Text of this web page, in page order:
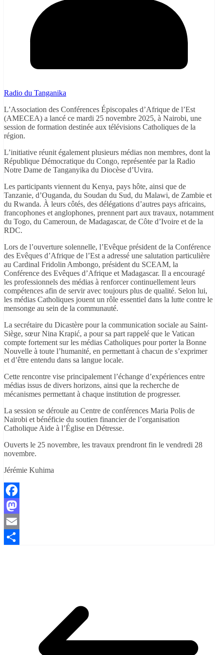
Radio du Tanganika
L’Association des Conférences Épiscopales d’Afrique de l’Est
(AMECEA) a lancé ce mardi 25 novembre 2025, à Nairobi, une
session de formation destinée aux télévisions Catholiques de la
région.
L’initiative réunit également plusieurs médias non membres, dont la
République Démocratique du Congo, représentée par la Radio
Notre Dame de Tanganyika du Diocèse d’Uvira.
Les participants viennent du Kenya, pays hôte, ainsi que de
Tanzanie, d’Ouganda, du Soudan du Sud, du Malawi, de Zambie et
du Rwanda. À leurs côtés, des délégations d’autres pays africains,
francophones et anglophones, prennent part aux travaux, notamment
du Togo, du Cameroun, de Madagascar, de Côte d’Ivoire et de la
RDC.
Lors de l’ouverture solennelle, l’Evêque président de la Conférence
des Evêques d’Afrique de l’Est a adressé une salutation particulière
au Cardinal Fridolin Ambongo, président du SCEAM, la
Conférence des Evêques d’Afrique et Madagascar. Il a encouragé
les professionnels des médias à renforcer continuellement leurs
compétences afin de servir avec toujours plus de qualité. Selon lui,
les médias Catholiques jouent un rôle essentiel dans la lutte contre le
mensonge au sein de la communauté.
La secrétaire du Dicastère pour la communication sociale au Saint-
Siège, sœur Nina Krapić, a pour sa part rappelé que le Vatican
compte fortement sur les médias Catholiques pour porter la Bonne
Nouvelle à toute l’humanité, en permettant à chacun de s’exprimer
et d’être entendu dans sa langue locale.
Cette rencontre vise principalement l’échange d’expériences entre
médias issus de divers horizons, ainsi que la recherche de
mécanismes permettant à chaque institution de progresser.
La session se déroule au Centre de conférences Maria Polis de
Nairobi et bénéficie du soutien financier de l’organisation
Catholique Aide à l’Église en Détresse.
Ouverts le 25 novembre, les travaux prendront fin le vendredi 28
novembre.
Jérémie Kuhima
Facebook
Mastodon
Email